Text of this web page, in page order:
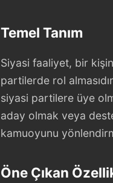
Temel Tanım
Siyasi faaliyet, bir
partilerde rol
siyasi partilere üye
aday olmak veya
kamuoyunu
Öne Çıkan